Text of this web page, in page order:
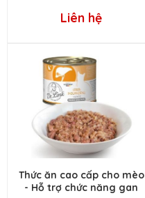
Liên hệ
Thức ăn cao cấp cho mèo
- Hỗ trợ chức năng gan